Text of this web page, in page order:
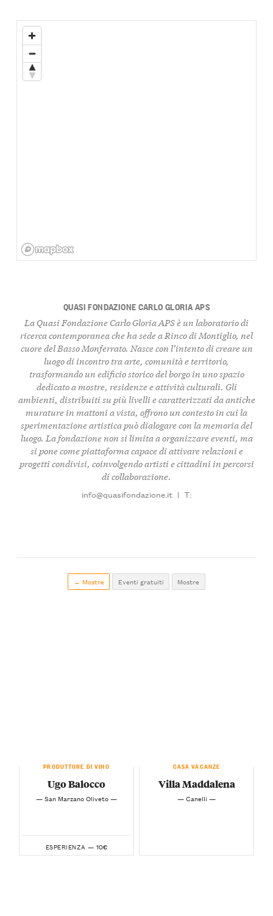
QUASI FONDAZIONE CARLO GLORIA APS
La Quasi Fondazione Carlo Gloria APS è un laboratorio di
ricerca contemporaneache ha sede a Rinco di Montiglio, nel
cuore delBasso Monferrato. Nasce con l’intento di creare un
luogo di incontro traarte, comunitàeterritorio,
trasformando un edificio storico del borgo in uno spazio
dedicato a mostre, residenze e attività culturali. Gli
ambienti, distribuiti su più livelli e caratterizzati da antiche
murature in mattoni a vista, offrono un contesto in cui la
sperimentazione artisticapuò dialogare con la memoria del
luogo. La fondazione non si limita a organizzare eventi, ma
si pone come piattaforma capace di attivarerelazionie
progetti condivisi, coinvolgendo artisti e cittadini in percorsi
di collaborazione.
info@quasifondazione.it | T:
← Mostre Eventi gratuiti Mostre
PRODUTTORE DI VINO
Ugo Balocco
— San Marzano Oliveto —
ESPERIENZA — 10€
CASA VACANZE
Villa Maddalena
— Canelli —